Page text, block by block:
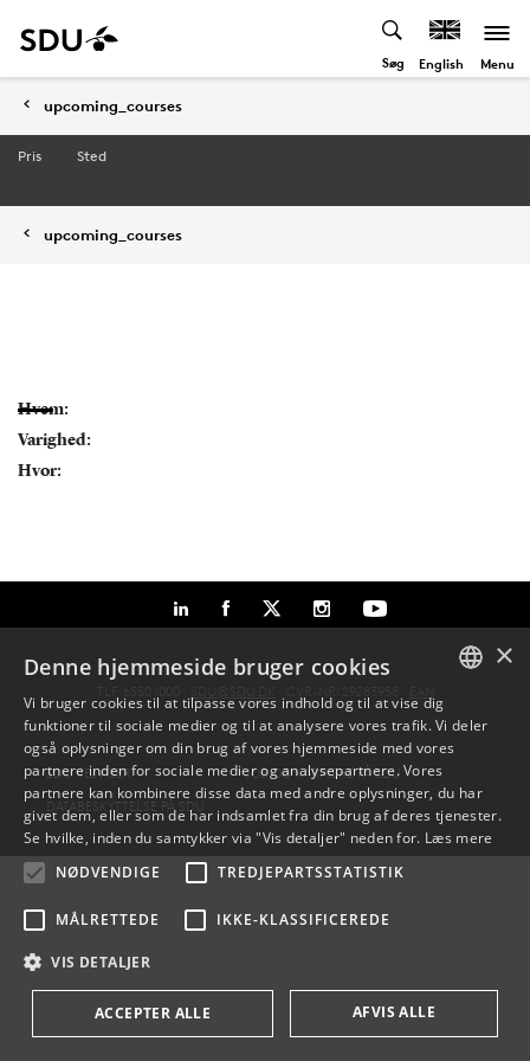
Søg English Menu
upcoming_courses
Pris Sted
upcoming_courses
Hvem:
Varighed:
Hvor:
SDU VEJVISER
JOB OG KARRIERE PÅ SDU
DATABESKYTTELSE PÅ SDU
DANISH
DANISH
×
Denne hjemmeside bruger cookies
Vi bruger cookies til at tilpasse vores indhold og til at vise dig
funktioner til sociale medier og til at analysere vores trafik. Vi deler
også oplysninger om din brug af vores hjemmeside med vores
partnere inden for sociale medier og analysepartnere. Vores
partnere kan kombinere disse data med andre oplysninger, du har
givet dem, eller som de har indsamlet fra din brug af deres tjenester.
Se hvilke, inden du samtykker via "Vis detaljer" neden for. Læs mere
NØDVENDIGE
TREDJEPARTSSTATISTIK
MÅLRETTEDE IKKE-KLASSIFICEREDE
VIS DETALJER
ACCEPTER ALLE AFVIS ALLE